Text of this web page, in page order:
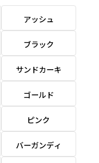
アッシュ
ブラック
サンドカーキ
ゴールド
ピンク
バーガンディ
）［ +298円
。ご確認のお
します。
さい。
円］
。ご確認のお
します。
大きすぎると
したい場合はこ
印象を受けま
大きすぎると
したい場合はこ
印象を受けま
左棒袋縫い
上下棒袋縫い
（上と下）
上棒袋縫い
（上のみ）
書きください
だと
ります